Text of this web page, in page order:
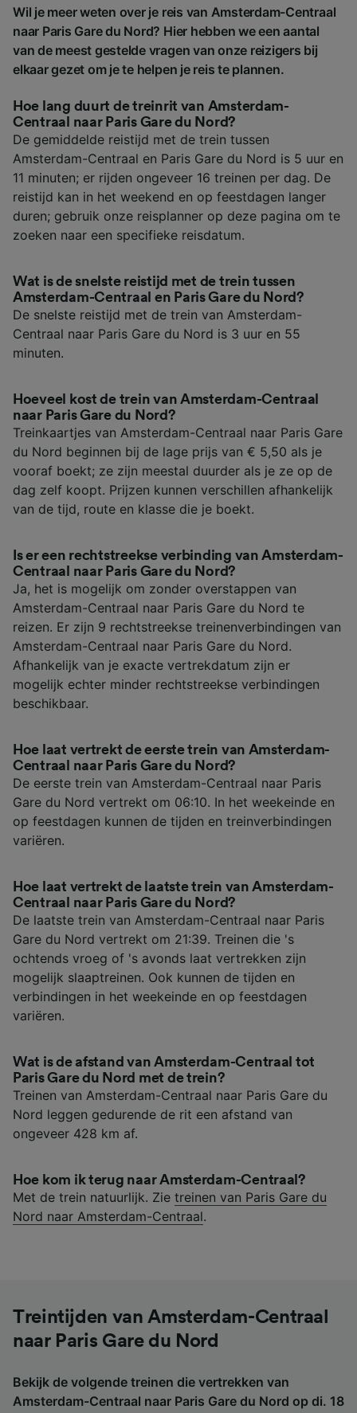
Wil je meer weten over je reis van Amsterdam-Centraal
naar Paris Gare du Nord? Hier hebben we een aantal
van de meest gestelde vragen van onze reizigers bij
elkaar gezet om je te helpen je reis te plannen.
Hoe lang duurt de treinrit van Amsterdam-
Centraal naar Paris Gare du Nord?
De gemiddelde reistijd met de trein tussen
Amsterdam-Centraal en Paris Gare du Nord is 5 uur en
11 minuten; er rijden ongeveer 16 treinen per dag. De
reistijd kan in het weekend en op feestdagen langer
duren; gebruik onze reisplanner op deze pagina om te
zoeken naar een specifieke reisdatum.
Wat is de snelste reistijd met de trein tussen
Amsterdam-Centraal en Paris Gare du Nord?
De snelste reistijd met de trein van Amsterdam-
Centraal naar Paris Gare du Nord is 3 uur en 55
minuten.
Hoeveel kost de trein van Amsterdam-Centraal
naar Paris Gare du Nord?
Treinkaartjes van Amsterdam-Centraal naar Paris Gare
du Nord beginnen bij de lage prijs van € 5,50 als je
vooraf boekt; ze zijn meestal duurder als je ze op de
dag zelf koopt. Prijzen kunnen verschillen afhankelijk
van de tijd, route en klasse die je boekt.
Is er een rechtstreekse verbinding van Amsterdam-
Centraal naar Paris Gare du Nord?
Ja, het is mogelijk om zonder overstappen van
Amsterdam-Centraal naar Paris Gare du Nord te
reizen. Er zijn 9 rechtstreekse treinenverbindingen van
Amsterdam-Centraal naar Paris Gare du Nord.
Afhankelijk van je exacte vertrekdatum zijn er
mogelijk echter minder rechtstreekse verbindingen
beschikbaar.
Hoe laat vertrekt de eerste trein van Amsterdam-
Centraal naar Paris Gare du Nord?
De eerste trein van Amsterdam-Centraal naar Paris
Gare du Nord vertrekt om 06:10. In het weekeinde en
op feestdagen kunnen de tijden en treinverbindingen
variëren.
Hoe laat vertrekt de laatste trein van Amsterdam-
Centraal naar Paris Gare du Nord?
De laatste trein van Amsterdam-Centraal naar Paris
Gare du Nord vertrekt om 21:39. Treinen die 's
ochtends vroeg of 's avonds laat vertrekken zijn
mogelijk slaaptreinen. Ook kunnen de tijden en
verbindingen in het weekeinde en op feestdagen
variëren.
Wat is de afstand van Amsterdam-Centraal tot
Paris Gare du Nord met de trein?
Treinen van Amsterdam-Centraal naar Paris Gare du
Nord leggen gedurende de rit een afstand van
ongeveer 428 km af.
Hoe kom ik terug naar Amsterdam-Centraal?
Met de trein natuurlijk. Zie treinen van Paris Gare du
Nord naar Amsterdam-Centraal.
Treintijden van Amsterdam-Centraal
naar Paris Gare du Nord
Bekijk de volgende treinen die vertrekken van
Amsterdam-Centraal naar Paris Gare du Nord op di. 18